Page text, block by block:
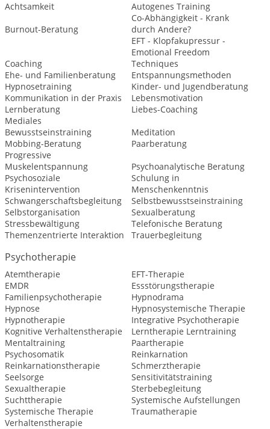
Achtsamkeit
Autogenes Training
Burnout-Beratung
Co-Abhängigkeit - Krank
durch Andere?
Coaching
EFT - Klopfakupressur -
Emotional Freedom
Techniques
Ehe- und Familienberatung
Entspannungsmethoden
Hypnosetraining
Kinder- und Jugendberatung
Kommunikation in der Praxis
Lebensmotivation
Lernberatung
Liebes-Coaching
Mediales
Bewusstseinstraining
Meditation
Mobbing-Beratung
Paarberatung
Progressive
Muskelentspannung
Psychoanalytische Beratung
Psychosoziale
Krisenintervention
Schulung in
Menschenkenntnis
Schwangerschaftsbegleitung
Selbstbewusstseinstraining
Selbstorganisation
Sexualberatung
Stressbewältigung
Telefonische Beratung
Themenzentrierte Interaktion
Trauerbegleitung
Psychotherapie
Atemtherapie
EFT-Therapie
EMDR
Essstörungstherapie
Familienpsychotherapie
Hypnodrama
Hypnose
Hypnosystemische Therapie
Hypnotherapie
Integrative Psychotherapie
Kognitive Verhaltenstherapie
Lerntherapie Lerntraining
Mentaltraining
Paartherapie
Psychosomatik
Reinkarnation
Reinkarnationstherapie
Schmerztherapie
Seelsorge
Sensitivitätstraining
Sexualtherapie
Sterbebegleitung
Suchttherapie
Systemische Aufstellungen
Systemische Therapie
Traumatherapie
Verhaltenstherapie